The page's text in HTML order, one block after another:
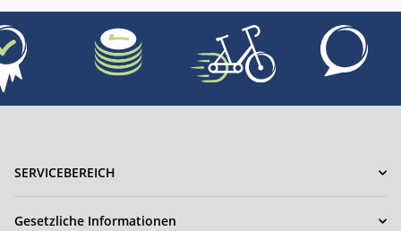
SERVICEBEREICH
Gesetzliche Informationen